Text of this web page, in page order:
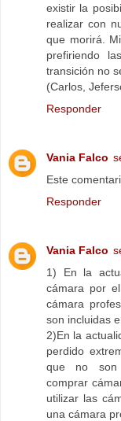
existir la
realizar con
que morirá.
prefiriendo
transición no
(Carlos,
Responder
Vania Falco
Este
Responder
Vania Falco
1) En la
cámara por
cámara
son incluidas
2)En la
perdido
que no son
comprar
utilizar las
una cámara